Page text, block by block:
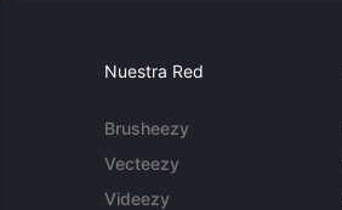
Nuestra Red
Brusheezy
Vecteezy
Videezy